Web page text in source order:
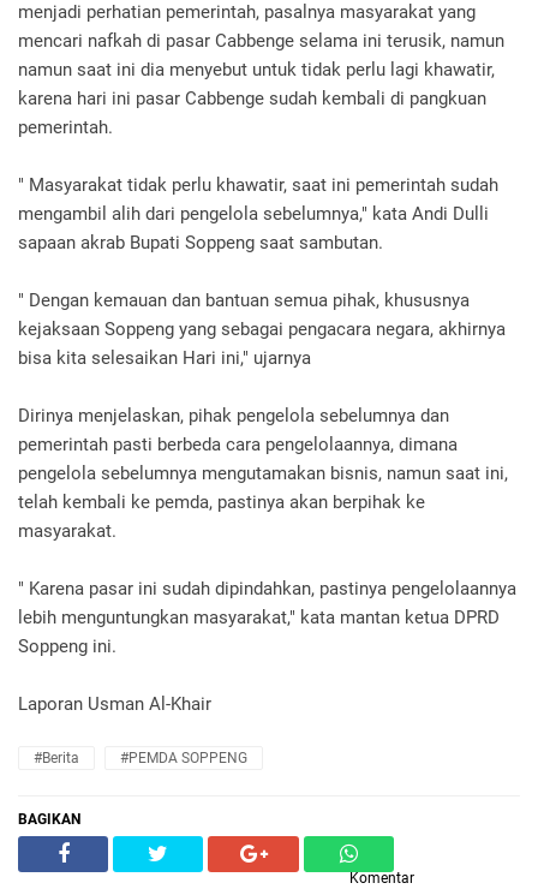
menjadi perhatian pemerintah, pasalnya masyarakat yang
mencari nafkah di pasar Cabbenge selama ini terusik, namun
namun saat ini dia menyebut untuk tidak perlu lagi khawatir,
karena hari ini pasar Cabbenge sudah kembali di pangkuan
pemerintah.
" Masyarakat tidak perlu khawatir, saat ini pemerintah sudah
mengambil alih dari pengelola sebelumnya," kata Andi Dulli
sapaan akrab Bupati Soppeng saat sambutan.
" Dengan kemauan dan bantuan semua pihak, khususnya
kejaksaan Soppeng yang sebagai pengacara negara, akhirnya
bisa kita selesaikan Hari ini," ujarnya
Dirinya menjelaskan, pihak pengelola sebelumnya dan
pemerintah pasti berbeda cara pengelolaannya, dimana
pengelola sebelumnya mengutamakan bisnis, namun saat ini,
telah kembali ke pemda, pastinya akan berpihak ke
masyarakat.
" Karena pasar ini sudah dipindahkan, pastinya pengelolaannya
lebih menguntungkan masyarakat," kata mantan ketua DPRD
Soppeng ini.
Laporan Usman Al-Khair
#Berita #PEMDA SOPPENG
BAGIKAN
Komentar